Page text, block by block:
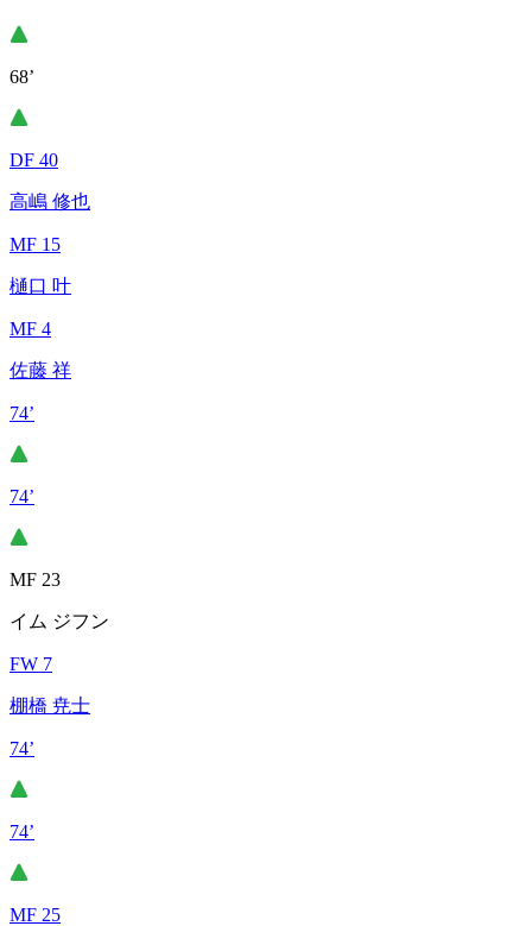
68’
DF 40
高嶋 修也
MF 15
樋口 叶
MF 4
佐藤 祥
74’
74’
MF 23
イム ジフン
FW 7
棚橋 尭士
74’
74’
MF 25